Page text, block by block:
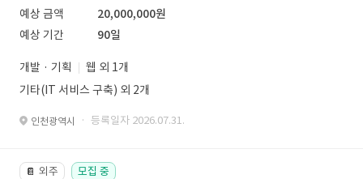
예상 금액
20,000,000원
예상 기간
90일
개발 · 기획
웹 외 1개
기타(IT 서비스 구축) 외 2개
인천광역시 · 등록일자 2026.07.31.
📔 외주 모집 중